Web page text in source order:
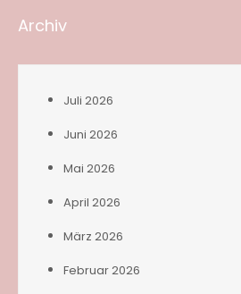
Archiv
Juli 2026
Juni 2026
Mai 2026
April 2026
März 2026
Februar 2026